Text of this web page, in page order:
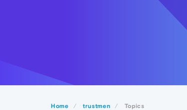
Home trustmen Topics